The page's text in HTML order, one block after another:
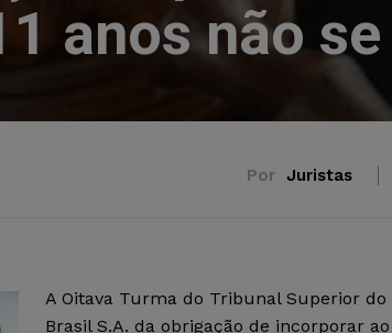
anos não
Por Juristas
A Oitava Turma do Tribunal Superior
Brasil S.A. da obrigação de incorporar